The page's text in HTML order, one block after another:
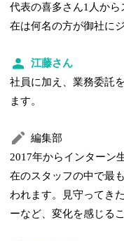
代表の喜多さん1人から
在は何名の方が御社に
江藤さん
社員に加え、業務委託
ます。
編集部
2017年からインターン
在のスタッフの中で最
われます。見守ってき
ーなど、変化を感じる